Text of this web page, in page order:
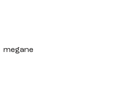
megane